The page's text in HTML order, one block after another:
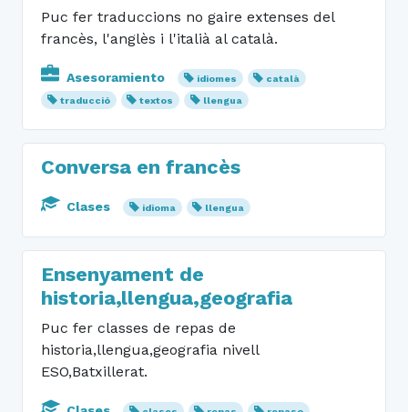
Puc fer traduccions no gaire extenses del
francès, l'anglès i l'italià al català.
Asesoramiento idiomes
català
traducció
textos llengua
Conversa en francès
Clases idioma llengua
Ensenyament de
historia,llengua,geografia
Puc fer classes de repas de
historia,llengua,geografia nivell
ESO,Batxillerat.